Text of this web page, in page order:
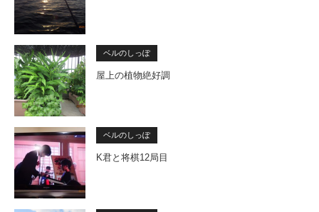
ベルのしっぽ
屋上の植物絶好調
ベルのしっぽ
K君と将棋12局目